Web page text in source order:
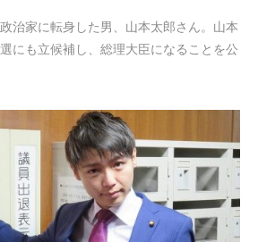
治家に転身した男、山本太郎さん。山本
にも立候補し、総理大臣になることを公